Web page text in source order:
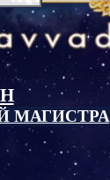
МАГИСТРА